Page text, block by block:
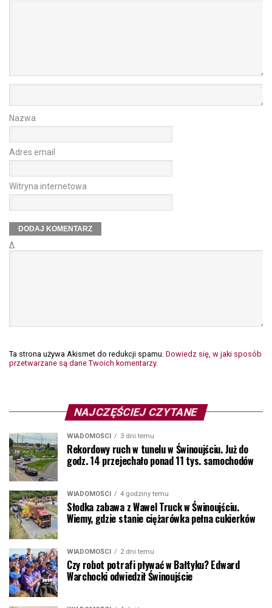
Nazwa
Adres email
Witryna internetowa
Δ
Ta strona używa Akismet do redukcji spamu. Dowiedz się, w jaki sposób
przetwarzane są dane Twoich komentarzy.
NAJCZĘŚCIEJ CZYTANE
WIADOMOŚCI 3 dni temu
Rekordowy ruch w tunelu w Świnoujściu. Już do
godz. 14 przejechało ponad 11 tys. samochodów
WIADOMOŚCI 4 godziny temu
Słodka zabawa z Wawel Truck w Świnoujściu.
Wiemy, gdzie stanie ciężarówka pełna cukierków
WIADOMOŚCI 2 dni temu
Czy robot potrafi pływać w Bałtyku? Edward
Warchocki odwiedził Świnoujście